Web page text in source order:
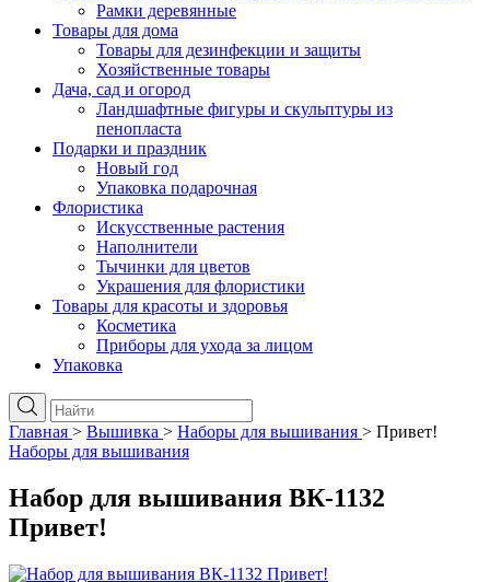
Рамки деревянные
Товары для дома
Товары для дезинфекции и защиты
Хозяйственные товары
Дача, сад и огород
Ландшафтные фигуры и скульптуры из
пенопласта
Подарки и праздник
Новый год
Упаковка подарочная
Флористика
Искусственные растения
Наполнители
Тычинки для цветов
Украшения для флористики
Товары для красоты и здоровья
Косметика
Приборы для ухода за лицом
Упаковка
Главная > Вышивка > Наборы для вышивания > Привет!
Наборы для вышивания
Набор для вышивания ВК-1132
Привет!